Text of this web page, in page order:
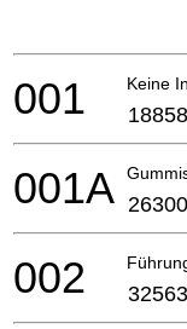
Keine
001
001A
002